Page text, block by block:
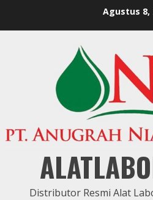
Agustus 8,
Distributor Resmi Alat